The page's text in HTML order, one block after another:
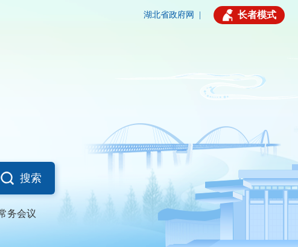
湖北省政府网 长者模式
搜索
务会议